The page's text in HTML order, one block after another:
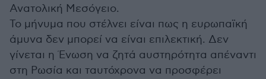
Ανατολική Μεσόγειο.
Το μήνυμα που στέλνει είναι πως η ευρωπαϊκή
άμυνα δεν μπορεί να είναι επιλεκτική. Δεν
γίνεται η Ένωση να ζητά αυστηρότητα απέναντι
στη Ρωσία και ταυτόχρονα να προσφέρει